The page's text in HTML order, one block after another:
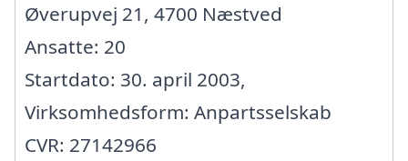
Øverupvej 21, 4700 Næstved
Ansatte: 20
Startdato: 30. april 2003,
Virksomhedsform: Anpartsselskab
CVR: 27142966